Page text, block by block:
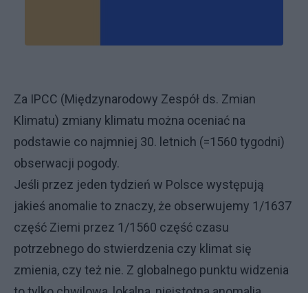
Za IPCC (Międzynarodowy Zespół ds. Zmian
Klimatu) zmiany klimatu można oceniać na
podstawie co najmniej 30. letnich (=1560 tygodni)
obserwacji pogody.
Jeśli przez jeden tydzień w Polsce występują
jakieś anomalie to znaczy, że obserwujemy 1/1637
część Ziemi przez 1/1560 część czasu
potrzebnego do stwierdzenia czy klimat się
zmienia, czy też nie. Z globalnego punktu widzenia